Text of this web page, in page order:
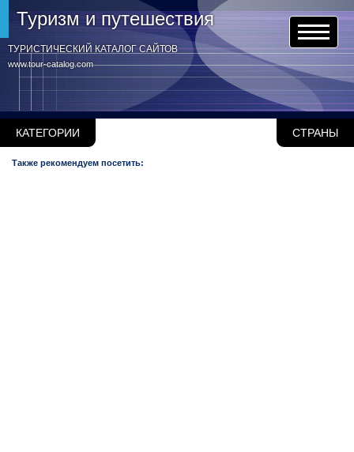
www.tour-catalog.com
Туризм и путешествия
ТУРИСТИЧЕСКИЙ КАТАЛОГ САЙТОВ
КАТЕГОРИИ СТРАНЫ
Также рекомендуем посетить: